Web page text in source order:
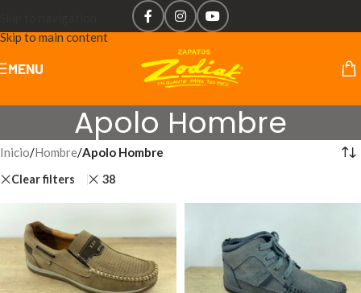
Skip to main content
MENU
Apolo Hombre
Inicio/Hombre/Apolo Hombre
Clear filters 38